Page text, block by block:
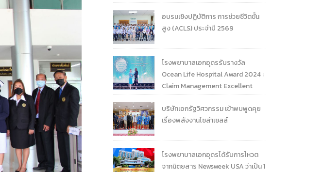
อบรมเชิงปฏิบัติการ การช่วยชีวิตขั้น
สูง (ACLS) ประจำปี 2569
โรงพยาบาลเอกอุดรรับรางวัล
Ocean Life Hospital Award 2024 :
Claim Management Excellent
บริษัทเอกรัฐวิศวกรรม เข้าพบพูดคุย
เรื่องพลังงานโซล่าเซลล์
โรงพยาบาลเอกอุดรได้รับการโหวต
จากนิตยสาร Newsweek USA ว่าเป็น 1